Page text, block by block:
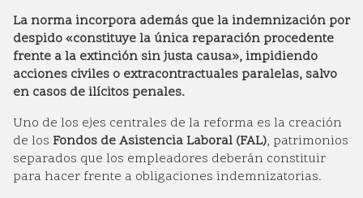
La norma incorpora además que la indemnización por
despido «constituye la única reparación procedente
frente a la extinción sin justa causa», impidiendo
acciones civiles o extracontractuales paralelas, salvo
en casos de ilícitos penales.
Uno de los ejes centrales de la reforma es la creación
de los Fondos de Asistencia Laboral (FAL), patrimonios
separados que los empleadores deberán constituir
para hacer frente a obligaciones indemnizatorias.